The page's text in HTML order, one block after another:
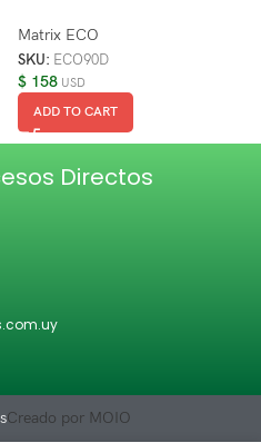
Matrix ECO
SKU: ECO90D
$ 158 USD
ADD TO CART
Directos
Creado por MOIO